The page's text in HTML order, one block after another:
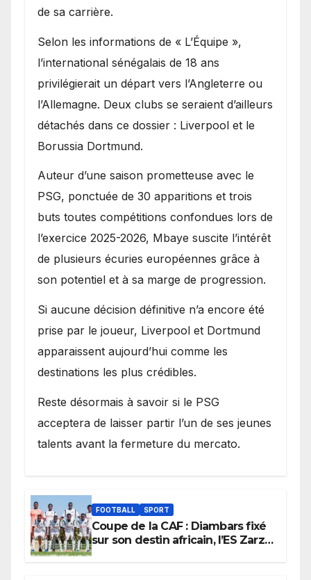
de sa carrière.
Selon les informations de « L’Équipe »,
l’international sénégalais de 18 ans
privilégierait un départ vers l’Angleterre ou
l’Allemagne. Deux clubs se seraient d’ailleurs
détachés dans ce dossier : Liverpool et le
Borussia Dortmund.
Auteur d’une saison prometteuse avec le
PSG, ponctuée de 30 apparitions et trois
buts toutes compétitions confondues lors de
l’exercice 2025-2026, Mbaye suscite l’intérêt
de plusieurs écuries européennes grâce à
son potentiel et à sa marge de progression.
Si aucune décision définitive n’a encore été
prise par le joueur, Liverpool et Dortmund
apparaissent aujourd’hui comme les
destinations les plus crédibles.
Reste désormais à savoir si le PSG
acceptera de laisser partir l’un de ses jeunes
talents avant la fermeture du mercato.
FOOTBALL SPORT
Coupe de la CAF : Diambars fixé
sur son destin africain, l’ES Zarzis